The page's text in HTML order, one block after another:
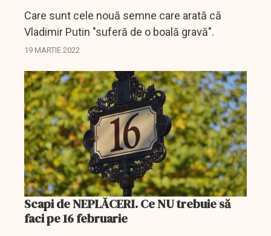
Care sunt cele nouă semne care arată că
Vladimir Putin "suferă de o boală gravă".
19 MARTIE 2022
Scapi de NEPLĂCERI. Ce NU trebuie să
faci pe 16 februarie